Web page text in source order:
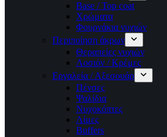
Base / Top coat
Χρώματα
Φουρνάκια νυχιών
Περιποίηση άκρων
Θεραπείες νυχιών
Λοσιόν / Κρέμες
Εργαλεία / Αξεσουάρ
Πένσες
Ψαλίδια
Νυχοκόπτες
Λίμες
Buffers